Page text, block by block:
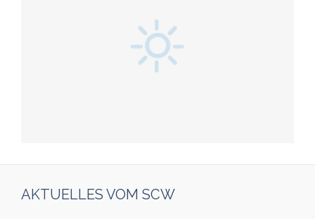
AKTUELLES VOM SCW